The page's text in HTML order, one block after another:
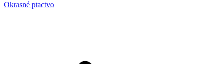
Okrasné ptactvo